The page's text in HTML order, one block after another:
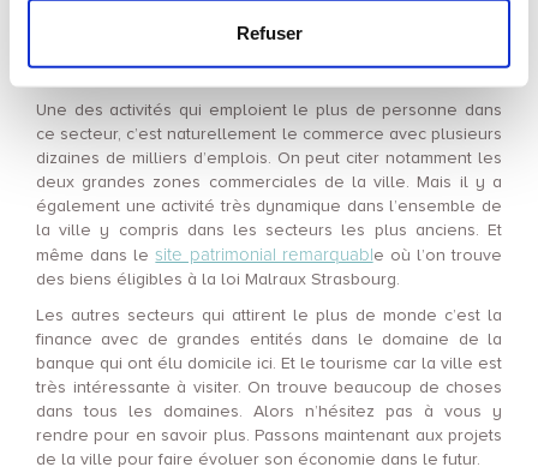
Refuser
LE SECTEUR TERTIAIRE
Une des activités qui emploient le plus de personne dans
ce secteur, c’est naturellement le commerce avec plusieurs
dizaines de milliers d’emplois. On peut citer notamment les
deux grandes zones commerciales de la ville. Mais il y a
également une activité très dynamique dans l’ensemble de
la ville y compris dans les secteurs les plus anciens. Et
même dans le site patrimonial remarquable où l’on trouve
des biens éligibles à la loi Malraux Strasbourg.
Les autres secteurs qui attirent le plus de monde c’est la
finance avec de grandes entités dans le domaine de la
banque qui ont élu domicile ici. Et le tourisme car la ville est
très intéressante à visiter. On trouve beaucoup de choses
dans tous les domaines. Alors n’hésitez pas à vous y
rendre pour en savoir plus. Passons maintenant aux projets
de la ville pour faire évoluer son économie dans le futur.